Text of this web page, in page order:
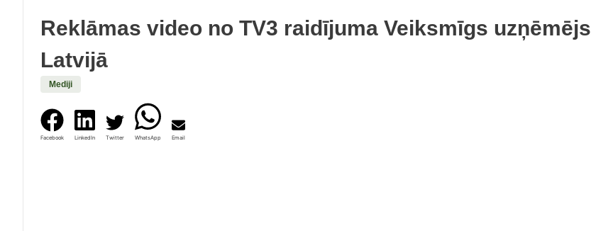
Reklāmas video no TV3 raidījuma Veiksmīgs uzņēmējs
Latvijā
Mediji
Facebook LinkedIn Twitter WhatsApp Email